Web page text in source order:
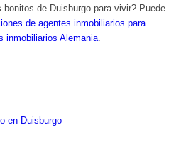
de Duisburgo para vivir? Puede
de agentes inmobiliarios para
inmobiliarios Alemania.
en Duisburgo